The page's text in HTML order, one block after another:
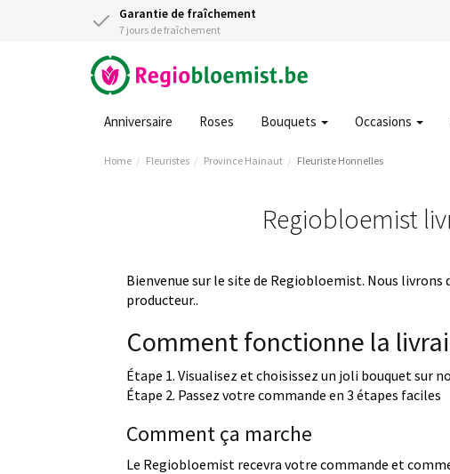
Garantie de fraîchement
7 jours de fraîchement
Anniversaire Roses Bouquets Occasions
Home Fleuristes Province Hainaut Fleuriste Honnelles
Regiobloemist
Bienvenue sur le site de Regiobloemist. Nous
producteur..
Comment fonctionne la
Étape 1. Visualisez et choisissez un joli bouquet sur
Étape 2. Passez votre commande en 3 étapes faciles
Comment ça marche
Le Regiobloemist recevra votre commande et